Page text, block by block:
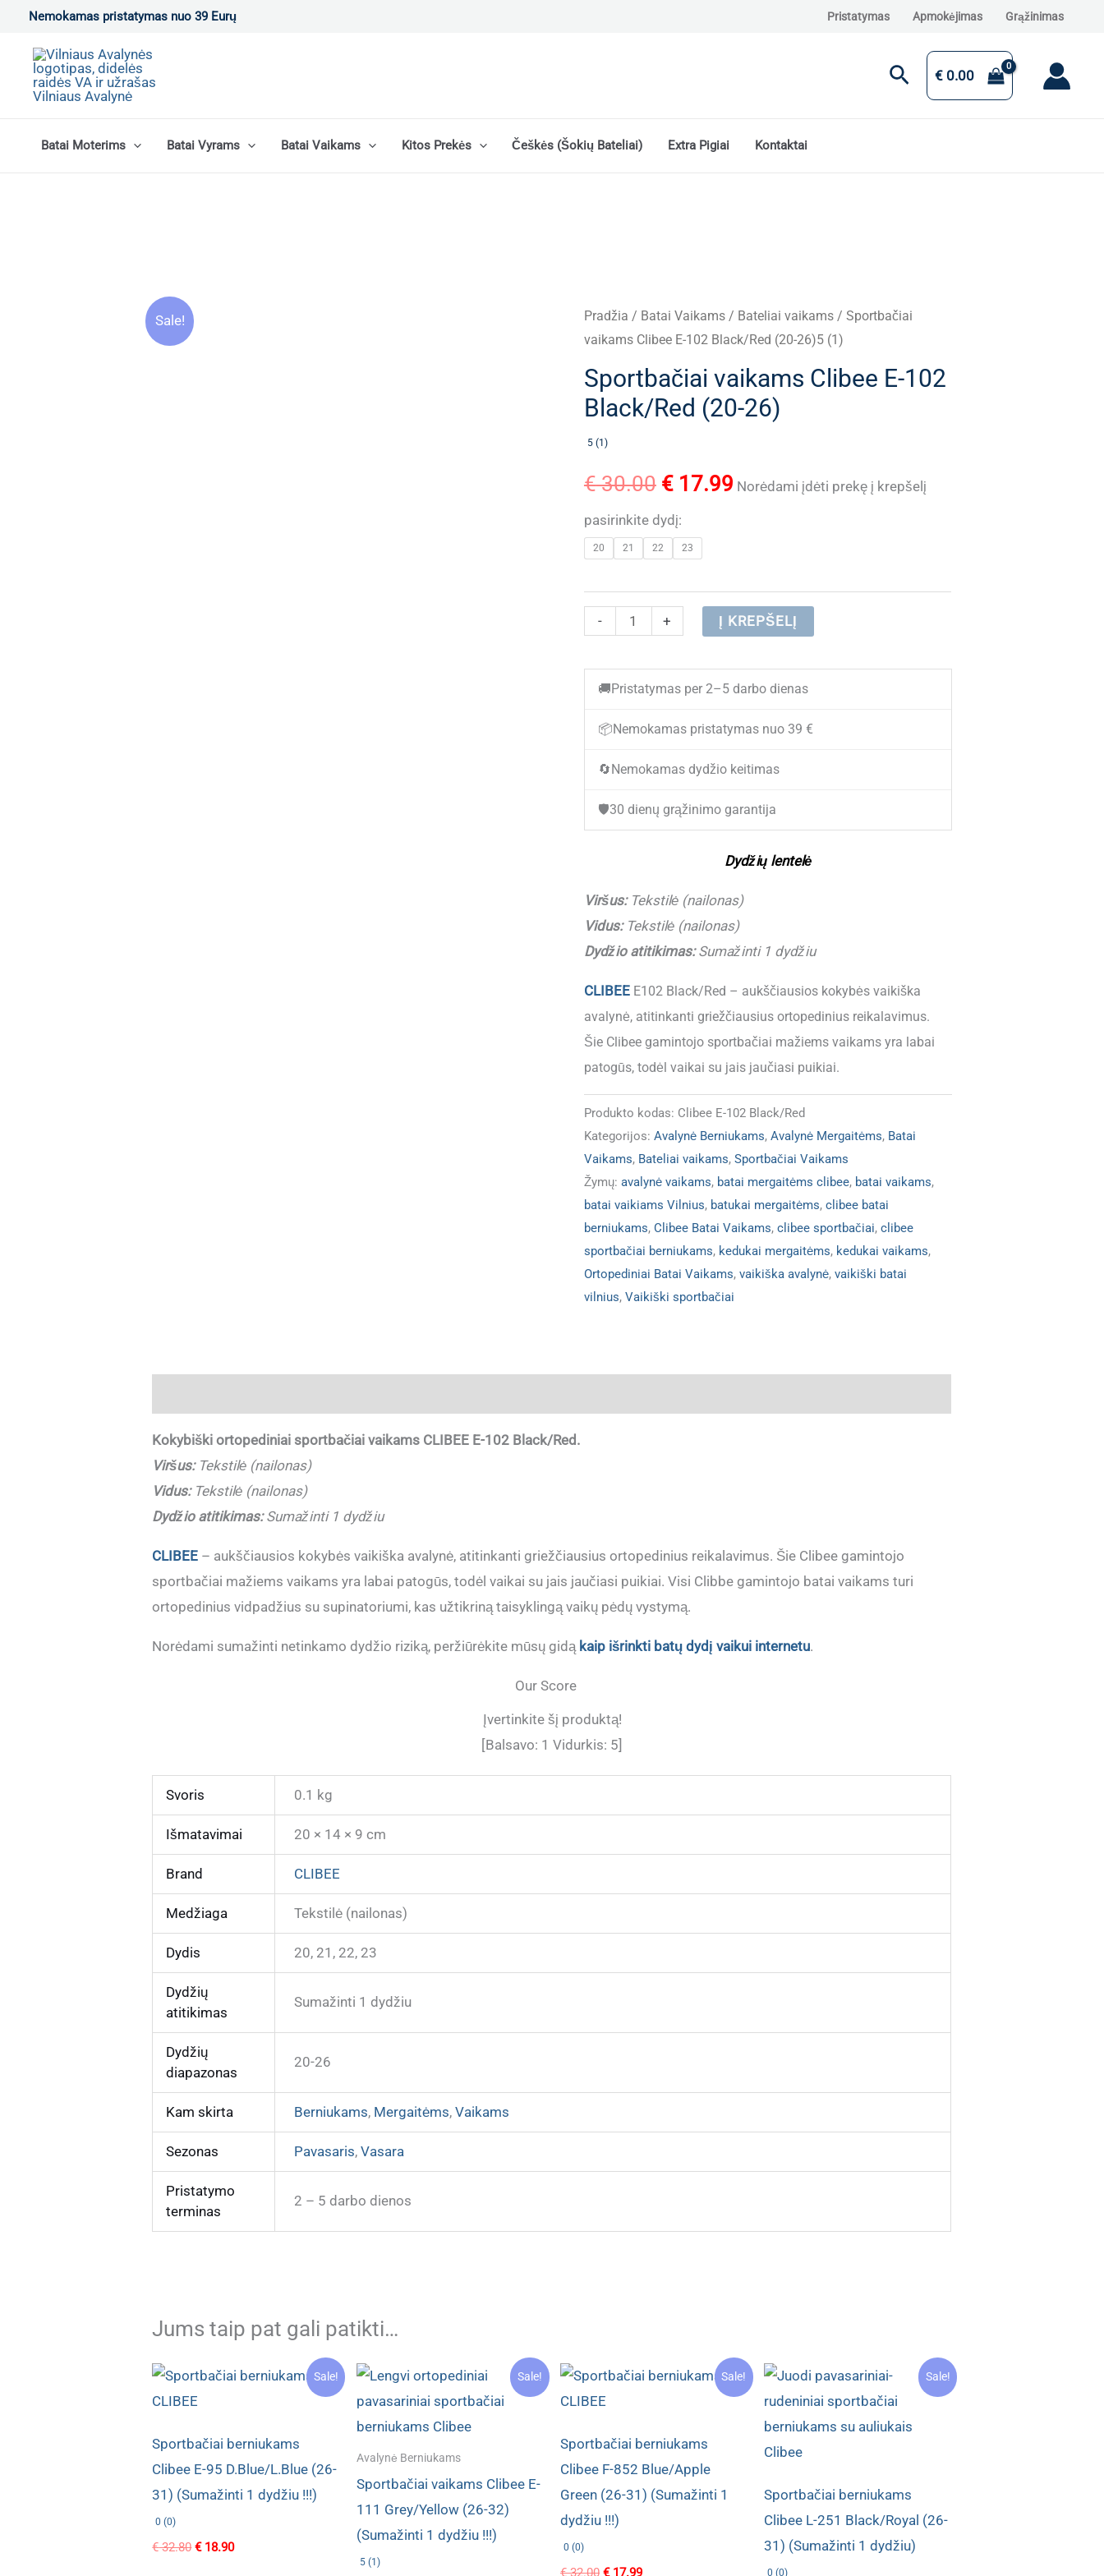
Pereiti
turinio
Nemokamas pristatymas nuo 39 Eurų Pristatymas Apmokėjimas Grąžinimas
Paieška
€0.00
Batai Moterims Batai Vyrams Batai Vaikams Kitos Prekės Češkės (šokių Bateliai) Extra Pigiai Kontaktai
Sale! Pradžia / Batai Vaikams/ Bateliai vaikams/ Sportbačiai
vaikams Clibee E-102 Black/Red (20-26)5 (1)
Sportbačiai vaikams Clibee E-102
Black/Red (20-26)
5 (1)
€30.00 Original
price
was:
€ 30.00.
€17.99Current
€ 17.99.
Norėdami įdėti prekę į krepšelį
pasirinkite dydį:
20 21 22 23
-
produkto
Sportbačiai
vaikams
Clibee
102
+ Į KREPŠELĮ
🚚 Pristatymas per 2–5 darbo dienas
📦 Nemokamas pristatymas nuo 39 €
🔄 Nemokamas dydžio keitimas
🛡️30 dienų grąžinimo garantija
Dydžių lentelė
Viršus:Tekstilė (nailonas)
Vidus:Tekstilė (nailonas)
Dydžio atitikimas:Sumažinti 1 dydžiu
CLIBEEE102 Black/Red – aukščiausios kokybės vaikiška
avalynė, atitinkanti griežčiausius ortopedinius reikalavimus.
Šie Clibee gamintojo sportbačiai mažiems vaikams yra labai
patogūs, todėl vaikai su jais jaučiasi puikiai.
Produkto kodas: Clibee E-102 Black/Red
Kategorijos: Avalynė Berniukams, Avalynė Mergaitėms, Batai
Vaikams, Bateliai vaikams, Sportbačiai Vaikams
Žymų: avalynė vaikams, batai mergaitėms clibee, batai vaikams,
batai vaikiams Vilnius, batukai mergaitėms, clibee batai
berniukams, Clibee Batai Vaikams, clibee sportbačiai, clibee
sportbačiai berniukams, kedukai mergaitėms, kedukai vaikams,
Ortopediniai Batai Vaikams, vaikiška avalynė, vaikiški batai
vilnius, Vaikiški sportbačiai
Kokybiški ortopediniai sportbačiai vaikams CLIBEE E-102 Black/Red.
Viršus:Tekstilė (nailonas)
Vidus:Tekstilė (nailonas)
Dydžio atitikimas:Sumažinti 1 dydžiu
CLIBEE – aukščiausios kokybės vaikiška avalynė, atitinkanti griežčiausius ortopedinius reikalavimus. Šie Clibee gamintojo
sportbačiai mažiems vaikams yra labai patogūs, todėl vaikai su jais jaučiasi puikiai. Visi Clibbe gamintojo batai vaikams turi
ortopedinius vidpadžius su supinatoriumi, kas užtikriną taisyklingą vaikų pėdų vystymą.
Norėdami sumažinti netinkamo dydžio riziką, peržiūrėkite mūsų gidą kaip išrinkti batų dydį vaikui internetu.
Our Score
Įvertinkite šį produktą!
[Balsavo: 1 Vidurkis: 5]
Svoris 0.1 kg
Išmatavimai 20 × 14 × 9 cm
Brand CLIBEE
Medžiaga Tekstilė (nailonas)
Dydis 20, 21, 22, 23
Dydžių
atitikimas
Sumažinti 1 dydžiu
Dydžių
diapazonas
20-26
Kam skirta Berniukams, Mergaitėms,Vaikams
Sezonas Pavasaris,Vasara
Pristatymo
terminas
2 – 5 darbo dienos
Jums taip pat gali patikti…
Sale!
Sportbačiai berniukams
Clibee E-95 D.Blue/L.Blue (26-
31) (Sumažinti 1 dydžiu !!!)
0 (0)
€32.80 Original
€18.90Current
Sale!
Avalynė Berniukams
Sportbačiai vaikams Clibee E-
111 Grey/Yellow (26-32)
(Sumažinti 1 dydžiu !!!)
5 (1)
Sale!
Sportbačiai berniukams
Clibee F-852 Blue/Apple
Green (26-31) (Sumažinti 1
dydžiu !!!)
0 (0)
OriginalCurrent
Sale!
Sportbačiai berniukams
Clibee L-251 Black/Royal (26-
31) (Sumažinti 1 dydžiu)
0 (0)